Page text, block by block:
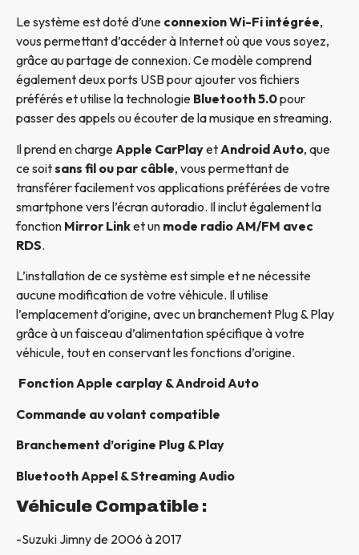
Le système est doté d’une connexion Wi-Fi intégrée,
vous permettant d’accéder à Internet où que vous soyez,
grâce au partage de connexion. Ce modèle comprend
également deux ports USB pour ajouter vos fichiers
préférés et utilise la technologie Bluetooth 5.0pour
passer des appels ou écouter de la musique en streaming.
Il prend en charge Apple CarPlayet Android Auto, que
ce soitsans fil ou par câble, vous permettant de
transférer facilement vos applications préférées de votre
smartphone vers l’écran autoradio. Il inclut également la
fonction Mirror Linket un mode radio AM/FM avec
RDS.
L’installation de ce système est simple et ne nécessite
aucune modification de votre véhicule. Il utilise
l’emplacement d’origine, avec un branchement Plug & Play
grâce à un faisceau d’alimentation spécifique à votre
véhicule, tout en conservant les fonctions d’origine.
Fonction Apple carplay & Android Auto
Commande au volant compatible
Branchement d’origine Plug & Play
Bluetooth Appel & Streaming Audio
Véhicule Compatible :
-Suzuki Jimny de 2006 à 2017